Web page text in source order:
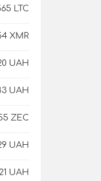
LTC
XMR
UAH
UAH
ZEC
UAH
UAH